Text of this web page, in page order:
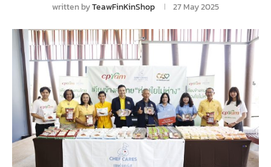
written byTeawFinKinShop 27 May 2025